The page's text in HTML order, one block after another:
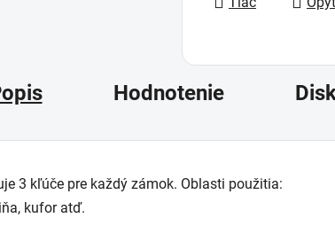
Hodnotenie
3 kľúče pre každý zámok. Oblasti použitia:
kufor atď.